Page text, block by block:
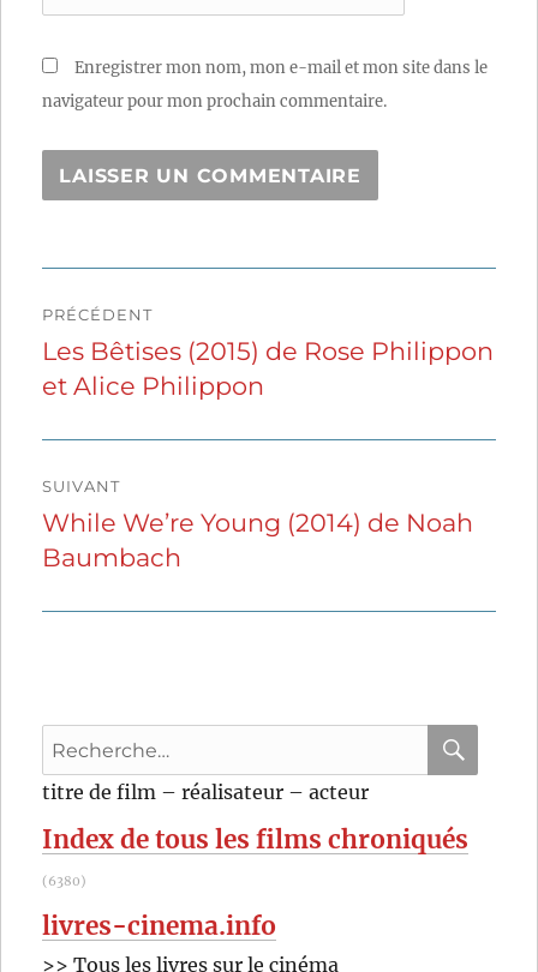
Enregistrer mon nom, mon e-mail et mon site dans le
navigateur pour mon prochain commentaire.
de
l’article
PRÉCÉDENT
Publication
précédente :
Les Bêtises (2015) de Rose Philippon
et Alice Philippon
SUIVANT
Publication
suivante :
While We’re Young (2014) de Noah
Baumbach
Recherche
pour
titre de film – réalisateur – acteur
Index de tous les films chroniqués
(6380)
livres-cinema.info
>> Tous les livres sur le cinéma